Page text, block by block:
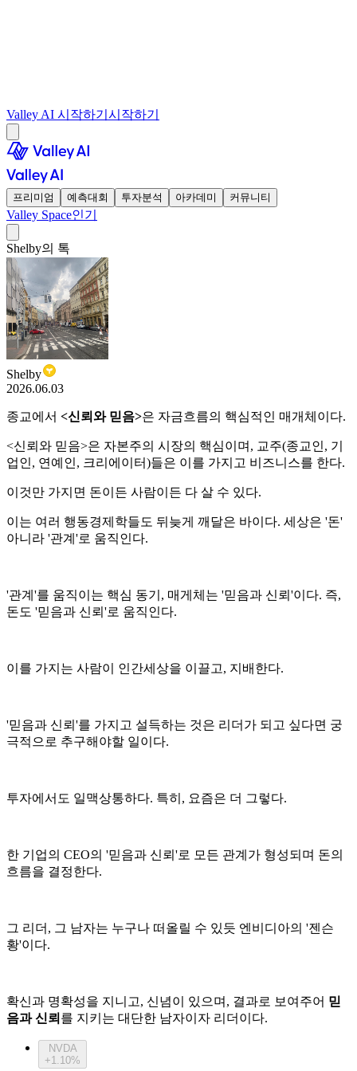
Valley AI 시작하기 시작하기
프리미엄 예측대회 투자분석 아카데미 커뮤니티
Valley Space인기
Shelby의 톡
Shelby
2026.06.03
종교에서 <신뢰와 믿음>은 자금흐름의 핵심적인 매개체이다.
<신뢰와 믿음>은 자본주의 시장의 핵심이며, 교주(종교인, 기
업인, 연예인, 크리에이터)들은 이를 가지고 비즈니스를 한다.
이것만 가지면 돈이든 사람이든 다 살 수 있다.
이는 여러 행동경제학들도 뒤늦게 깨달은 바이다. 세상은 '돈'
아니라 '관계'로 움직인다.
'관계'를 움직이는 핵심 동기, 매게체는 '믿음과 신뢰'이다. 즉,
돈도 '믿음과 신뢰'로 움직인다.
이를 가지는 사람이 인간세상을 이끌고, 지배한다.
'믿음과 신뢰'를 가지고 설득하는 것은 리더가 되고 싶다면 궁
극적으로 추구해야할 일이다.
투자에서도 일맥상통하다. 특히, 요즘은 더 그렇다.
한 기업의 CEO의 '믿음과 신뢰'로 모든 관계가 형성되며 돈의
흐름을 결정한다.
그 리더, 그 남자는 누구나 떠올릴 수 있듯 엔비디아의 '젠슨
황'이다.
확신과 명확성을 지니고, 신념이 있으며, 결과로 보여주어 믿
음과 신뢰 를 지키는 대단한 남자이자 리더이다.
NVDA
+1.10%